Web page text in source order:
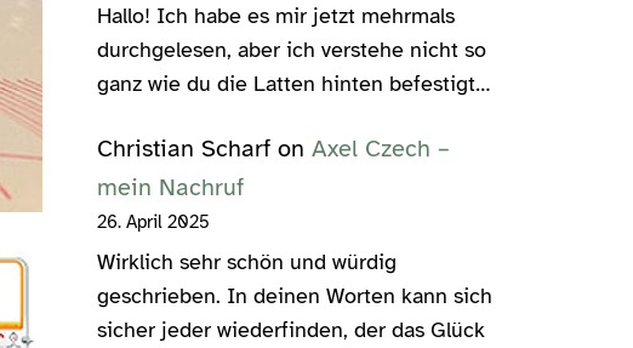
Hallo! Ich habe es mir jetzt mehrmals
durchgelesen, aber ich verstehe nicht so
ganz wie du die Latten hinten befestigt…
Christian Scharfon Axel Czech –
mein Nachruf
26. April 2025
Wirklich sehr schön und würdig
geschrieben. In deinen Worten kann sich
sicher jeder wiederfinden, der das Glück